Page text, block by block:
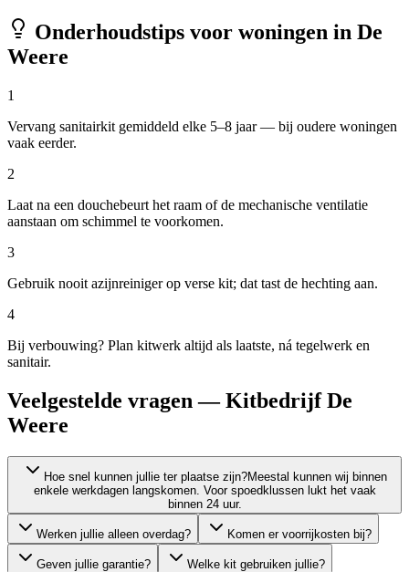
Onderhoudstips voor woningen in De
Weere
1
Vervang sanitairkit gemiddeld elke 5–8 jaar — bij oudere woningen
vaak eerder.
2
Laat na een douchebeurt het raam of de mechanische ventilatie
aanstaan om schimmel te voorkomen.
3
Gebruik nooit azijnreiniger op verse kit; dat tast de hechting aan.
4
Bij verbouwing? Plan kitwerk altijd als laatste, ná tegelwerk en
sanitair.
Veelgestelde vragen — Kitbedrijf De
Weere
Hoe snel kunnen jullie ter plaatse zijn?Meestal kunnen wij binnen
enkele werkdagen langskomen. Voor spoedklussen lukt het vaak
binnen 24 uur.
Werken jullie alleen overdag? Komen er voorrijkosten bij?
Geven jullie garantie? Welke kit gebruiken jullie?